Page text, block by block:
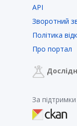
API
Зворотний
Політика
Про портал
За підтримки